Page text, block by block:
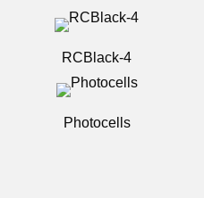
RCBlack-4
Photocells